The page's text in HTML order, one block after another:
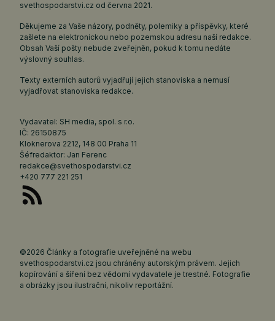
svethospodarstvi.cz od června 2021.
Děkujeme za Vaše názory, podněty, polemiky a příspěvky, které
zašlete na elektronickou nebo pozemskou adresu naší redakce.
Obsah Vaší pošty nebude zveřejněn, pokud k tomu nedáte
výslovný souhlas.
Texty externích autorů vyjadřují jejich stanoviska a nemusí
vyjadřovat stanoviska redakce.
Vydavatel: SH media, spol. s r.o.
IČ: 26150875
Kloknerova 2212, 148 00 Praha 11
Šéfredaktor: Jan Ferenc
redakce@svethospodarstvi.cz
+420 777 221 251
©2026 Články a fotografie uveřejněné na webu
svethospodarstvi.cz jsou chráněny autorským právem. Jejich
kopírování a šíření bez vědomí vydavatele je trestné. Fotografie
a obrázky jsou ilustrační, nikoliv reportážní.